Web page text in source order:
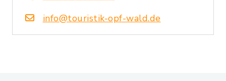
info@touristik-opf-wald.de